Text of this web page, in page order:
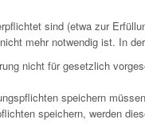
sind (etwa zur
mehr notwendig ist. In
nicht für gesetzlich
speichern
speichern, werden